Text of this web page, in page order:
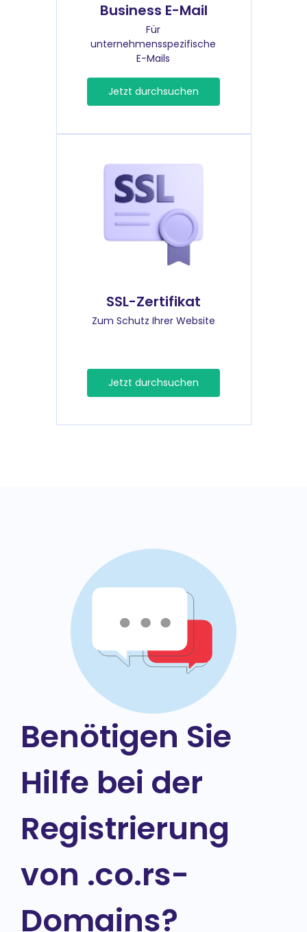
Business E-Mail
Für
unternehmensspezifische
E-Mails
Jetzt durchsuchen
SSL-Zertifikat
Zum Schutz Ihrer Website
Jetzt durchsuchen
Benötigen Sie
Hilfe bei der
Registrierung
von .co.rs-
Domains?